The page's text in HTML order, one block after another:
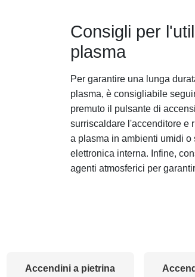
Consigli per
plasma
Per garantire una lunga
plasma, è consigliabile
premuto il pulsante di
surriscaldare l'accenditore e
a plasma in ambienti umidi
elettronica interna. Infine,
agenti atmosferici per
Accendini a pietrina